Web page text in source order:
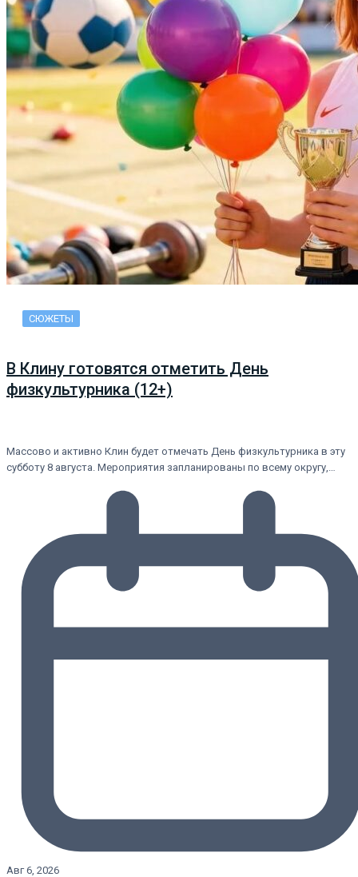
СЮЖЕТЫ
В Клину готовятся отметить День
физкультурника (12+)
Массово и активно Клин будет отмечать День физкультурника в эту
субботу 8 августа. Мероприятия запланированы по всему округу,…
Авг 6, 2026